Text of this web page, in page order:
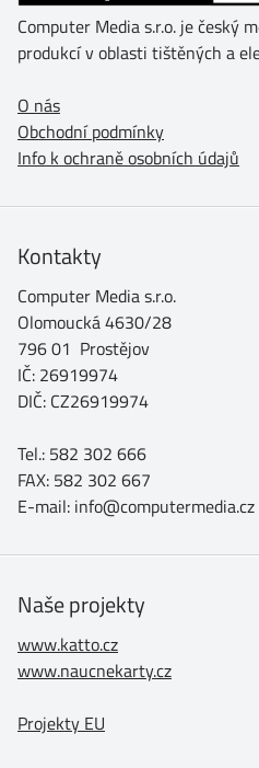
Computer Media s.r.o. je český
produkcí v oblasti tištěných a
O nás
Obchodní podmínky
Info k ochraně osobních údajů
Kontakty
Computer Media s.r.o.
Olomoucká 4630/28
796 01 Prostějov
IČ: 26919974
DIČ: CZ26919974
Tel.: 582 302 666
FAX: 582 302 667
E-mail: info@computermedia.cz
Naše projekty
www.katto.cz
www.naucnekarty.cz
Projekty EU